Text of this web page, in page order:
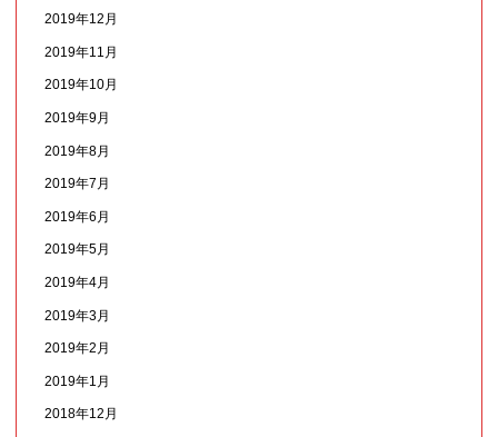
2019年12月
2019年11月
2019年10月
2019年9月
2019年8月
2019年7月
2019年6月
2019年5月
2019年4月
2019年3月
2019年2月
2019年1月
2018年12月